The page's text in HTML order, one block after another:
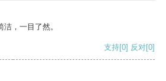
，一目了然。
支持[0] 反对[0]